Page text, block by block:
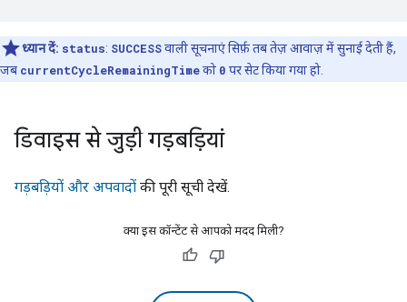
ध्यान दें: status: SUCCESSवाली सूचनाएं सिर्फ़ तब तेज़ आवाज़ में सुनाई देती हैं,
जब currentCycleRemainingTimeको 0 पर सेट किया गया हो.
डिवाइस से जुड़ी गड़बड़ियां
गड़बड़ियों और अपवादों की पूरी सूची देखें.
क्या इस कॉन्टेंट से आपको मदद मिली?